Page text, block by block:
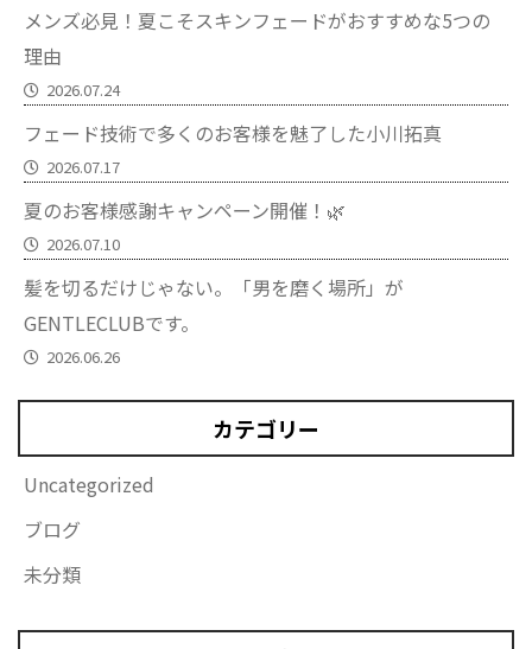
メンズ必見！夏こそスキンフェードがおすすめな5つの
理由
2026.07.24
フェード技術で多くのお客様を魅了した小川拓真
2026.07.17
夏のお客様感謝キャンペーン開催！🌿
2026.07.10
髪を切るだけじゃない。「男を磨く場所」が
GENTLECLUBです。
2026.06.26
カテゴリー
Uncategorized
ブログ
未分類